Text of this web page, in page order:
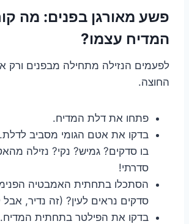
פשע מאורגן בפנים: מה
המדיח עצמו?
לפעמים הנזילה מתחילה מבפנים ורק
החוצה.
פתחו את דלת המדיח.
בדקו את אטם הגומי מסביב
בו סדקים? גמיש? נקי? נזילה
סדרתי!
הסתכלו בתחתית האמבטיה
סדקים נראים לעין? (זה נדיר, אבל
בדקו את הפילטר בתחתית המדיח.